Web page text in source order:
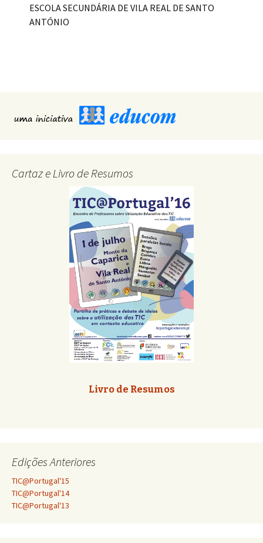
ESCOLA SECUNDÁRIA DE VILA REAL DE SANTO
ANTÓNIO
Cartaz e Livro de Resumos
Livro de Resumos
Edições Anteriores
TIC@Portugal'15
TIC@Portugal'14
TIC@Portugal'13